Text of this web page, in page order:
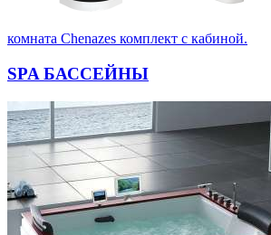
комната Chenazes комплект с кабиной.
SPA БАССЕЙНЫ